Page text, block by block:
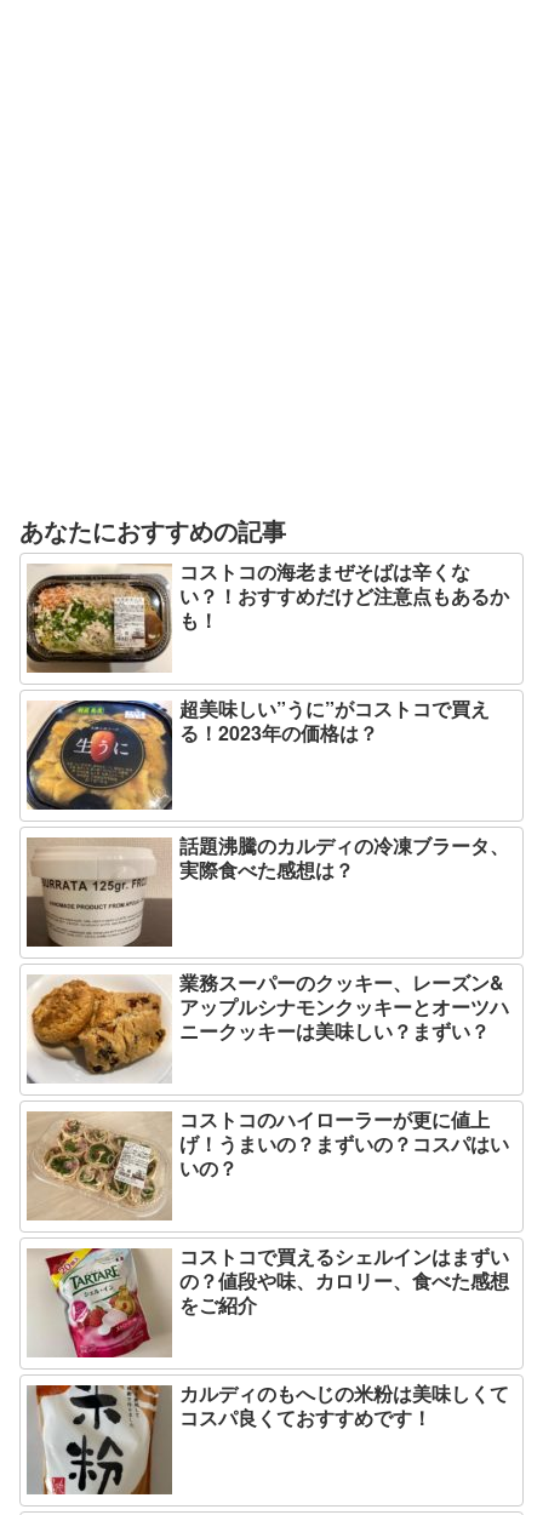
あなたにおすすめの記事
コストコの海老まぜそばは辛くな
い？！おすすめだけど注意点もあるか
も！
超美味しい”うに”がコストコで買え
る！2023年の価格は？
話題沸騰のカルディの冷凍ブラータ、
実際食べた感想は？
業務スーパーのクッキー、レーズン&
アップルシナモンクッキーとオーツハ
ニークッキーは美味しい？まずい？
コストコのハイローラーが更に値上
げ！うまいの？まずいの？コスパはい
いの？
コストコで買えるシェルインはまずい
の？値段や味、カロリー、食べた感想
をご紹介
カルディのもへじの米粉は美味しくて
コスパ良くておすすめです！